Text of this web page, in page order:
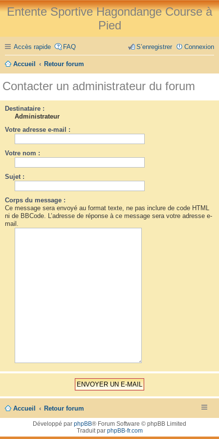
Entente Sportive Hagondange Course à
Pied
Accès rapide FAQ Connexion
S’enregistrer
Accueil Retour forum
Contacter un administrateur du forum
Destinataire :
Administrateur
Votre adresse e-mail :
Votre nom :
Sujet :
Corps du message :
Ce message sera envoyé au format texte, ne pas inclure de code HTML
ni de BBCode. L’adresse de réponse à ce message sera votre adresse e-
mail.
Accueil Retour forum
Développé par phpBB® Forum Software © phpBB Limited
Traduit par phpBB-fr.com